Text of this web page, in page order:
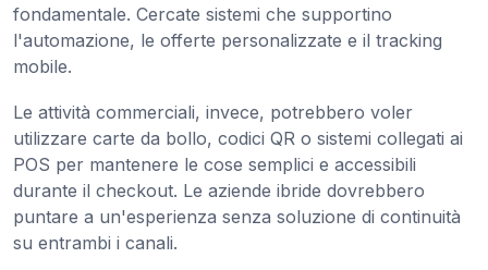
fondamentale. Cercate sistemi che supportino
l'automazione, le offerte personalizzate e il tracking
mobile.
Le attività commerciali, invece, potrebbero voler
utilizzare carte da bollo, codici QR o sistemi collegati ai
POS per mantenere le cose semplici e accessibili
durante il checkout. Le aziende ibride dovrebbero
puntare a un'esperienza senza soluzione di continuità
su entrambi i canali.